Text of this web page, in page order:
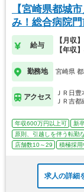
【宮崎県都城
み！総合病院
給与
【月収
【年収
勤務地 宮崎県
アクセス
ＪＲ日
ＪＲ吉
年収600万円以上可 新
原則、引越しを伴う転勤な
店舗数10～29
積極採用
求人の詳細